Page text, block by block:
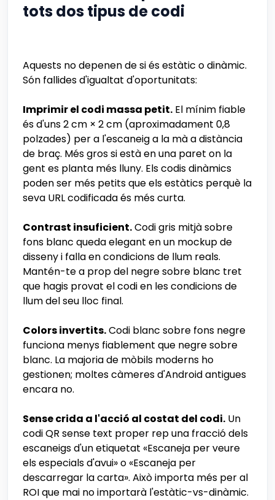
tots dos tipus de codi
Aquests no depenen de si és estàtic o dinàmic.
Són fallides d'igualtat d'oportunitats:
Imprimir el codi massa petit. El mínim fiable
és d'uns 2 cm × 2 cm (aproximadament 0,8
polzades) per a l'escaneig a la mà a distància
de braç. Més gros si està en una paret on la
gent es planta més lluny. Els codis dinàmics
poden ser més petits que els estàtics perquè la
seva URL codificada és més curta.
Contrast insuficient.Codi gris mitjà sobre
fons blanc queda elegant en un mockup de
disseny i falla en condicions de llum reals.
Mantén-te a prop del negre sobre blanc tret
que hagis provat el codi en les condicions de
llum del seu lloc final.
Colors invertits.Codi blanc sobre fons negre
funciona menys fiablement que negre sobre
blanc. La majoria de mòbils moderns ho
gestionen; moltes càmeres d'Android antigues
encara no.
Sense crida a l'acció al costat del codi. Un
codi QR sense text proper rep una fracció dels
escaneigs d'un etiquetat «Escaneja per veure
els especials d'avui» o «Escaneja per
descarregar la carta». Això importa més per al
ROI que mai no importarà l'estàtic-vs-dinàmic.